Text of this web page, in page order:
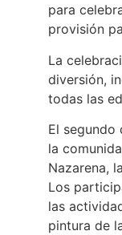
para
provisión
La
diversión,
todas las
El
la
Nazarena,
Los
las
pintura de